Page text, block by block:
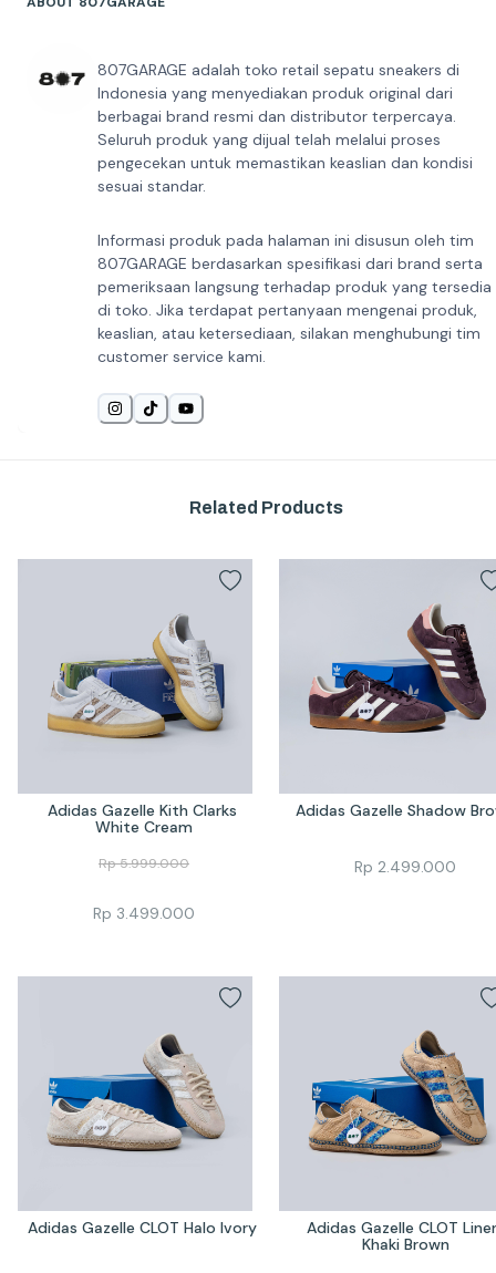
807GARAGE adalah toko retail sepatu sneakers di
Indonesia yang menyediakan produk original dari
berbagai brand resmi dan distributor terpercaya.
Seluruh produk yang dijual telah melalui proses
pengecekan untuk memastikan keaslian dan kondisi
sesuai standar.
Informasi produk pada halaman ini disusun oleh tim
807GARAGE berdasarkan spesifikasi dari brand serta
pemeriksaan langsung terhadap produk yang tersedia
di toko. Jika terdapat pertanyaan mengenai produk,
keaslian, atau ketersediaan, silakan menghubungi tim
customer service kami.
Related Products
Adidas Gazelle Kith Clarks
White Cream
Rp5.999.000
Rp 3.499.000
Adidas Gazelle Shadow
Rp 2.499.000
Adidas Gazelle CLOT Halo Ivory
Adidas Gazelle CLOT
Khaki Brown